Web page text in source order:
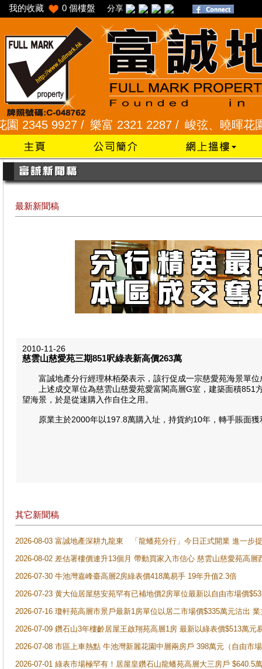
我的收藏 0 個樓盤 分享
9927 /樂富 2321 2287 /峻弦、曉暉花園
最新新聞稿
2010-11-26
慈雲山慈愛苑三期851呎綠表新高價263萬
富誠地產分行經理林栢榮表示，該行促成一宗慈愛苑海景單位
上述成交單位為慈雲山慈愛苑愛富閣高層G室，建築面積851
望海景，於是從速購入作自住之用。
原業主於2000年以197.8萬購入址，持貨約10年，轉手賬面獲
其它新聞稿
2026-08-03 富誠地產深耕九龍東 「龍蟠苑分行」今日正式開業 進一步
2026-08-02 差估署樓價連升13個月 帶動買家入市信心 慈雲山慈愛苑高層
2026-07-30 牛池灣嘉峰臺高層2房綠表價418萬易手 19年升值2.3倍
2026-07-23 黄大仙居屋慈安苑罕有已補地價2房單位最新以自由市場價
2026-07-16 瓊軒苑高層市景戶最新1房單位以居二市場價$335萬元沽出
2026-07-09 鑽石山3年樓齡居屋王啟翔苑高層1房 最新以綠表價$513萬元
2026-07-08 市區上車熱點 牛池灣新麗花園中層兩房戶 398萬元（自由市
2026-07-01 綠表市場極罕有！居屋皇鑽石山龍蟠苑高層大三房戶